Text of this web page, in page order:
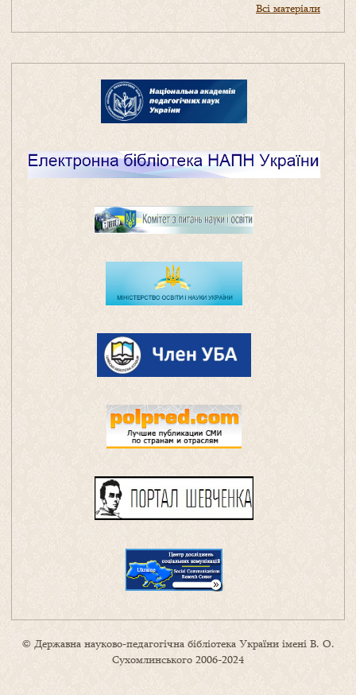
Всі матеріали
© Державна науково-педагогічна бібліотека України імені В. О.
Сухомлинського 2006-2024